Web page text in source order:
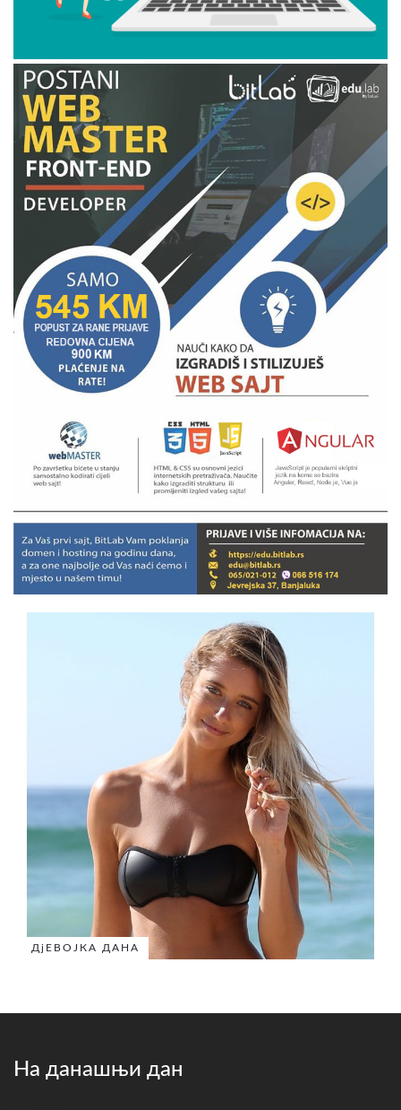
ДјЕВОЈКА ДАНА
На данашњи дан